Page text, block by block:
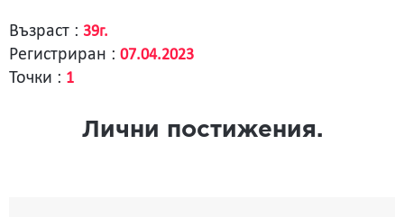
Възраст : 39г.
Регистриран : 07.04.2023
Точки : 1
Лични постижения.